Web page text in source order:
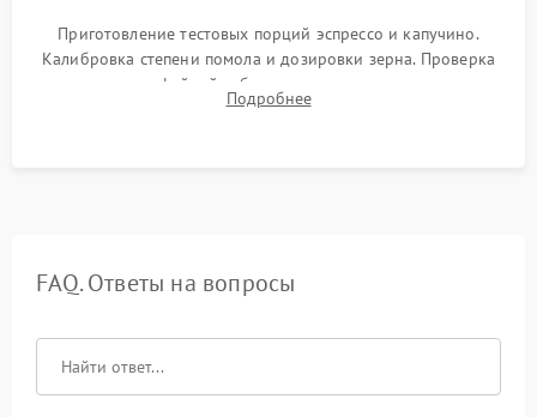
Приготовление тестовых порций эспрессо и капучино.
Калибровка степени помола и дозировки зерна. Проверка
плотности кофейной таблетки, температуры напитка и
качества молочной пены. Контроль отсутствия посторонних
Подробнее
FAQ. Ответы на вопросы